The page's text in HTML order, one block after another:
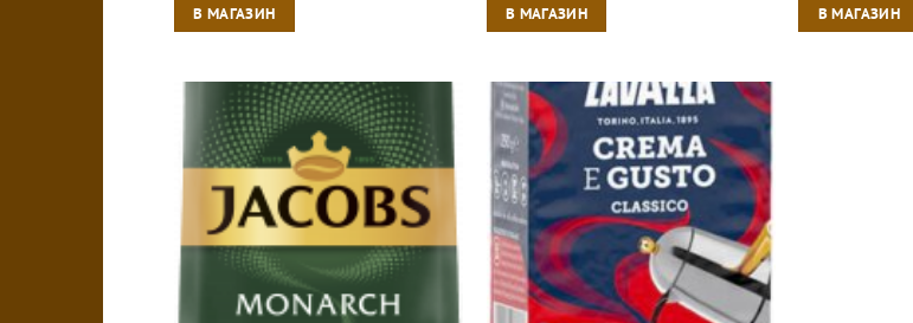
В МАГАЗИН В МАГАЗИН В МАГАЗИН